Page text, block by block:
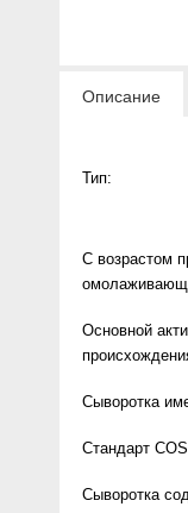
Green Minds
Описание
Тип:
С возрастом
Основной
Сыворотка
Стандарт
Сыворотка